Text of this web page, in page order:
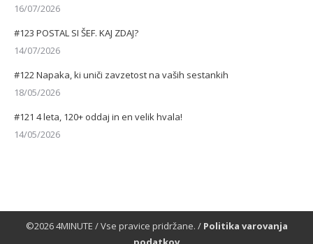
16/07/2026
#123 POSTAL SI ŠEF. KAJ ZDAJ?
14/07/2026
#122 Napaka, ki uniči zavzetost na vaših sestankih
18/05/2026
#121 4 leta, 120+ oddaj in en velik hvala!
14/05/2026
©2026 4MINUTE / Vse pravice pridržane. / Politika varovanja